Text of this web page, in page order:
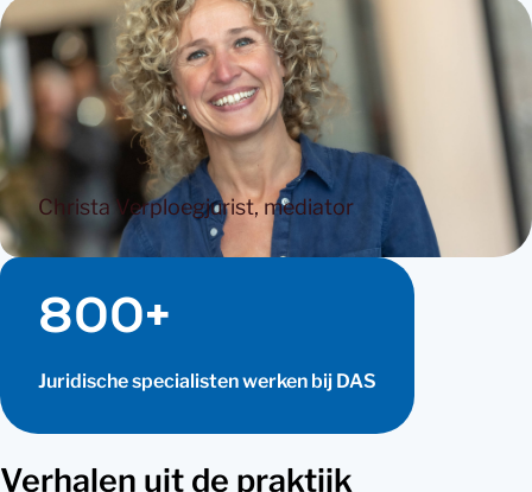
Christa Verploegjurist, mediator
800+
Juridische specialisten werken bij DAS
Verhalen uit de praktijk